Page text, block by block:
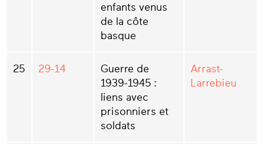
enfants venus
de la côte
basque
25 29-14
Guerre de
1939-1945 :
liens avec
prisonniers et
soldats
Arrast-
Larrebieu